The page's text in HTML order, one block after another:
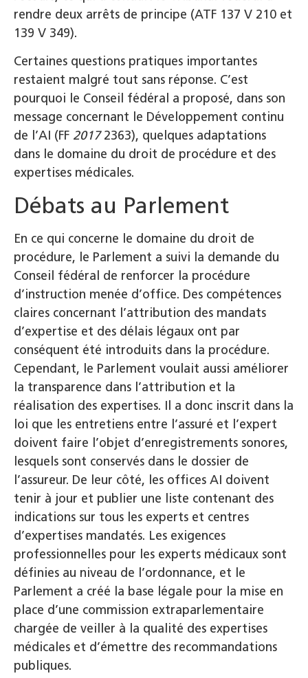
rendre deux arrêts de principe (ATF 137 V 210 et
139 V 349).
Certaines questions pratiques importantes
restaient malgré tout sans réponse. C’est
pourquoi le Conseil fédéral a proposé, dans son
message concernant le Développement continu
de l’AI (FF 20172363), quelques adaptations
dans le domaine du droit de procédure et des
expertises médicales.
Débats au Parlement
En ce qui concerne le domaine du droit de
procédure, le Parlement a suivi la demande du
Conseil fédéral de renforcer la procédure
d’instruction menée d’office. Des compétences
claires concernant l’attribution des mandats
d’expertise et des délais légaux ont par
conséquent été introduits dans la procédure.
Cependant, le Parlement voulait aussi améliorer
la transparence dans l’attribution et la
réalisation des expertises. Il a donc inscrit dans la
loi que les entretiens entre l’assuré et l’expert
doivent faire l’objet d’enregistrements sonores,
lesquels sont conservés dans le dossier de
l’assureur. De leur côté, les offices AI doivent
tenir à jour et publier une liste contenant des
indications sur tous les experts et centres
d’expertises mandatés. Les exigences
professionnelles pour les experts médicaux sont
définies au niveau de l’ordonnance, et le
Parlement a créé la base légale pour la mise en
place d’une commission extraparlementaire
chargée de veiller à la qualité des expertises
médicales et d’émettre des recommandations
publiques.